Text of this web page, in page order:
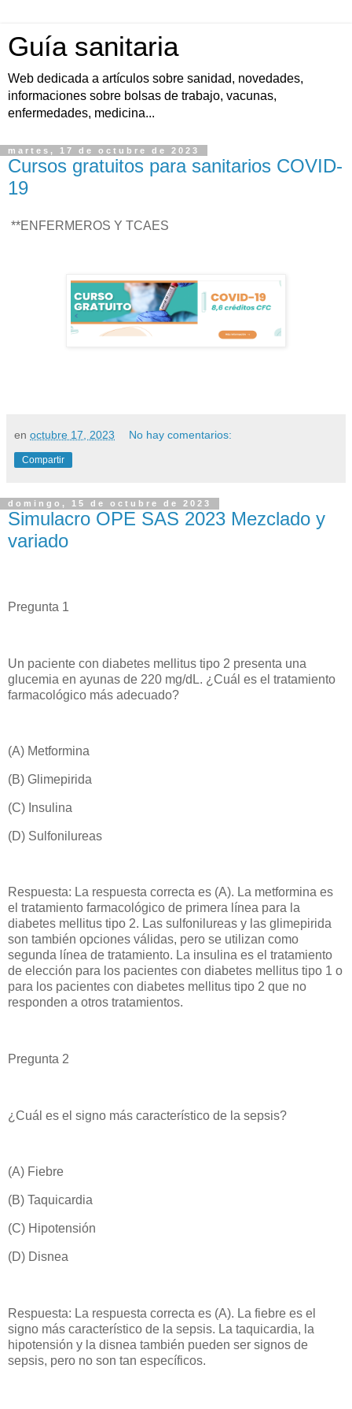
Guía sanitaria
Web dedicada a artículos sobre sanidad, novedades,
informaciones sobre bolsas de trabajo, vacunas,
enfermedades, medicina...
martes, 17 de octubre de 2023
Cursos gratuitos para sanitarios COVID-
19
**ENFERMEROS Y TCAES
en octubre 17, 2023 No hay comentarios:
Compartir
domingo, 15 de octubre de 2023
Simulacro OPE SAS 2023 Mezclado y
variado
Pregunta 1
Un paciente con diabetes mellitus tipo 2 presenta una
glucemia en ayunas de 220 mg/dL. ¿Cuál es el tratamiento
farmacológico más adecuado?
(A) Metformina
(B) Glimepirida
(C) Insulina
(D) Sulfonilureas
Respuesta: La respuesta correcta es (A). La metformina es
el tratamiento farmacológico de primera línea para la
diabetes mellitus tipo 2. Las sulfonilureas y las glimepirida
son también opciones válidas, pero se utilizan como
segunda línea de tratamiento. La insulina es el tratamiento
de elección para los pacientes con diabetes mellitus tipo 1 o
para los pacientes con diabetes mellitus tipo 2 que no
responden a otros tratamientos.
Pregunta 2
¿Cuál es el signo más característico de la sepsis?
(A) Fiebre
(B) Taquicardia
(C) Hipotensión
(D) Disnea
Respuesta: La respuesta correcta es (A). La fiebre es el
signo más característico de la sepsis. La taquicardia, la
hipotensión y la disnea también pueden ser signos de
sepsis, pero no son tan específicos.